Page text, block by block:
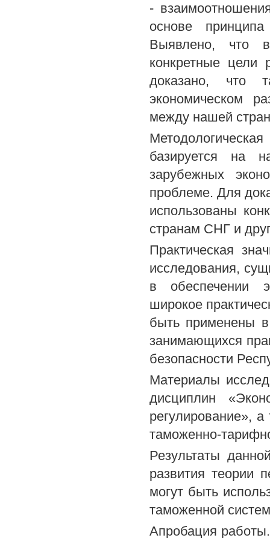
-
основе
Выявлено, что
конкретные цели
доказано, что
экономическом
между нашей
базируется на
зарубежных
проблеме. Для
использованы
странам СНГ и
Практическая
исследования,
в обеспечении
широкое
быть применены в
занимающихся
безопасности
Материалы
дисциплин
регулирование»,
таможенно-
Результаты
развития теории
могут быть
таможенной
Апробация